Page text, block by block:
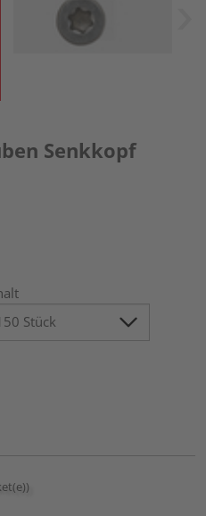
Senkkopf